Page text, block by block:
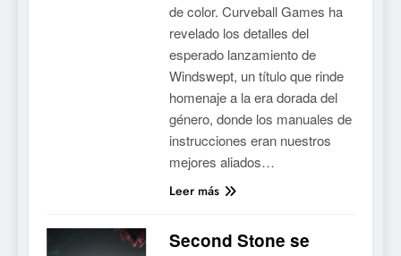
de color. Curveball Games ha
revelado los detalles del
esperado lanzamiento de
Windswept, un título que rinde
homenaje a la era dorada del
género, donde los manuales de
instrucciones eran nuestros
mejores aliados…
Leer más
Second Stone se